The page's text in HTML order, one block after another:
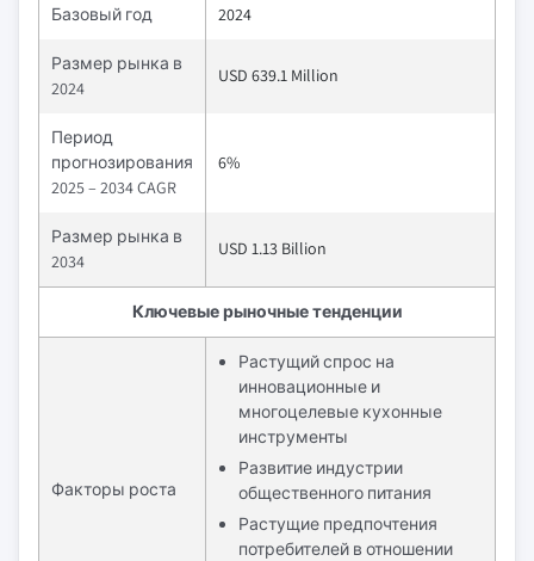
Базовый год 2024
Размер рынка в
2024
USD 639.1 Million
Период
прогнозирования
2025 – 2034 CAGR
6%
Размер рынка в
2034
USD 1.13 Billion
Ключевые рыночные тенденции
Факторы роста
Растущий спрос на
инновационные и
многоцелевые кухонные
инструменты
Развитие индустрии
общественного питания
Растущие предпочтения
потребителей в отношении